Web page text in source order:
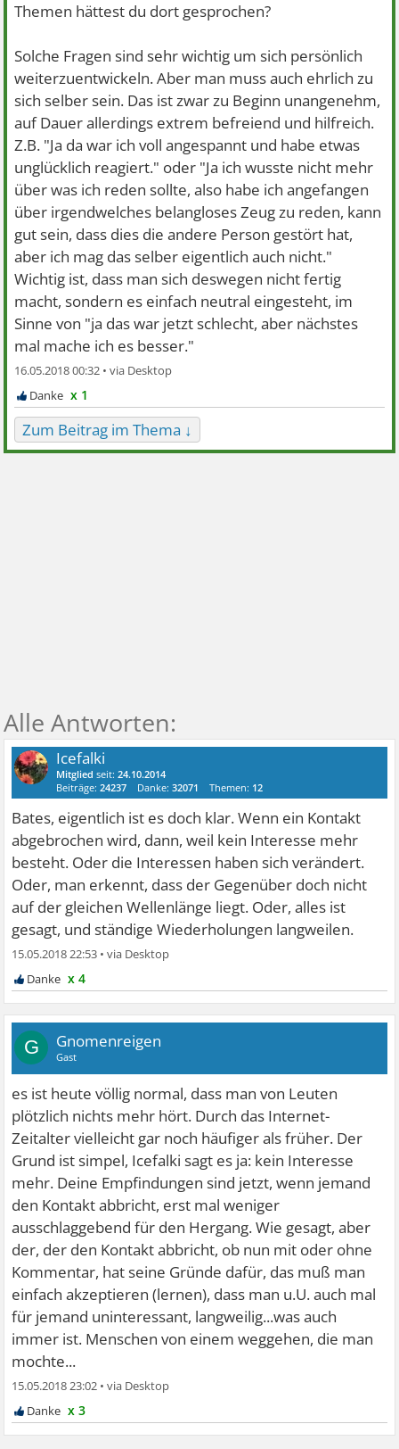
Themen hättest du dort gesprochen?
Solche Fragen sind sehr wichtig um sich persönlich
weiterzuentwickeln. Aber man muss auch ehrlich zu
sich selber sein. Das ist zwar zu Beginn unangenehm,
auf Dauer allerdings extrem befreiend und hilfreich.
Z.B. "Ja da war ich voll angespannt und habe etwas
unglücklich reagiert." oder "Ja ich wusste nicht mehr
über was ich reden sollte, also habe ich angefangen
über irgendwelches belangloses Zeug zu reden, kann
gut sein, dass dies die andere Person gestört hat,
aber ich mag das selber eigentlich auch nicht."
Wichtig ist, dass man sich deswegen nicht fertig
macht, sondern es einfach neutral eingesteht, im
Sinne von "ja das war jetzt schlecht, aber nächstes
mal mache ich es besser."
16.05.2018 00:32 •
x 1
Zum Beitrag im Thema ↓
Icefalki
Mitglied seit:24.10.2014
Beiträge:24237 Danke:32071 Themen: 12
Bates, eigentlich ist es doch klar. Wenn ein Kontakt
abgebrochen wird, dann, weil kein Interesse mehr
besteht. Oder die Interessen haben sich verändert.
Oder, man erkennt, dass der Gegenüber doch nicht
auf der gleichen Wellenlänge liegt. Oder, alles ist
gesagt, und ständige Wiederholungen langweilen.
15.05.2018 22:53 •
x 4
G Gnomenreigen
Gast
es ist heute völlig normal, dass man von Leuten
plötzlich nichts mehr hört. Durch das Internet-
Zeitalter vielleicht gar noch häufiger als früher. Der
Grund ist simpel, Icefalki sagt es ja: kein Interesse
mehr. Deine Empfindungen sind jetzt, wenn jemand
den Kontakt abbricht, erst mal weniger
ausschlaggebend für den Hergang. Wie gesagt, aber
der, der den Kontakt abbricht, ob nun mit oder ohne
Kommentar, hat seine Gründe dafür, das muß man
einfach akzeptieren (lernen), dass man u.U. auch mal
für jemand uninteressant, langweilig...was auch
immer ist. Menschen von einem weggehen, die man
mochte...
15.05.2018 23:02 •
x 3